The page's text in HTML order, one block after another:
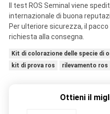
Il test ROS Seminal viene
internazionale di buona
Per ulteriore sicurezza, il
richiesta alla consegna.
Kit di colorazione delle specie di
kit di prova ros
rilevamento ros
Ottieni il